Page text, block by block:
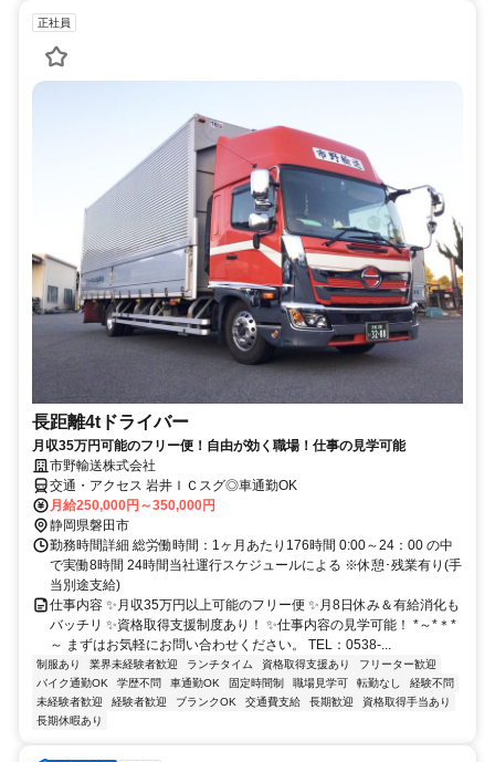
正社員
長距離4tドライバー
月収35万円可能のフリー便！自由が効く職場！仕事の見学可能
市野輸送株式会社
交通・アクセス 岩井ＩＣスグ◎車通勤OK
月給250,000円～350,000円
静岡県磐田市
勤務時間詳細 総労働時間：1ヶ月あたり176時間 0:00～24：00 の中
で実働8時間 24時間当社運行スケジュールによる ※休憩･残業有り(手
当別途支給)
仕事内容 ✨月収35万円以上可能のフリー便 ✨月8日休み＆有給消化も
バッチリ ✨資格取得支援制度あり！ ✨仕事内容の見学可能！ *～*＊*
～ まずはお気軽にお問い合わせください。 TEL：0538-...
制服あり 業界未経験者歓迎 ランチタイム 資格取得支援あり
フリーター歓迎
バイク通勤OK
学歴不問 車通勤OK 固定時間制 職場見学可 転勤なし
経験不問
未経験者歓迎
経験者歓迎 ブランクOK 交通費支給 長期歓迎
資格取得手当あり
長期休暇あり